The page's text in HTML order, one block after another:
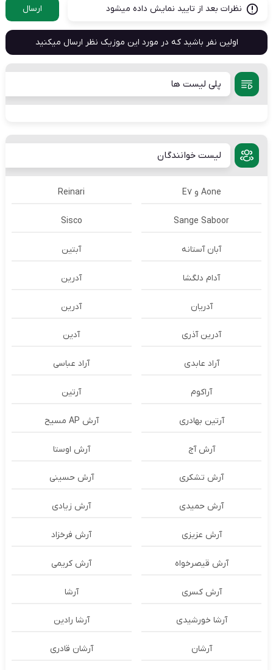
نظرات بعد از تایید نمایش داده میشود ارسال
اولین نفر باشید که در مورد این موزیک نظر ارسال میکنید
پلی لیست ها
لیست خوانندگان
Aone و E7 Reinari
Sange Saboor
Sisco
آبان آستانه آبتین
آدام دلگشا آدرين
آدریان آدرین
آدرین آذری آدین
آراد عابدی آراد عباسی
آراکوم آرتین
آرتین بهادری آرش AP مسیح
آرش آج آرش اوستا
آرش تشکری آرش حسینی
آرش حمیدی آرش زیادی
آرش عزیزی آرش فرخزاد
آرش قیصرخواه آرش کریمی
آرش کسری آرشا
آرشا خورشیدی آرشا رادین
آرشان آرشان قادری